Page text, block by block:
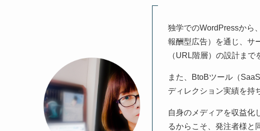
独学でのWordPressから
報酬型広告）を通じ、サ
（URL階層）の設計まで
また、BtoBツール（
ディレクション実績を持
自身のメディアを収益化
るからこそ、発注者様と